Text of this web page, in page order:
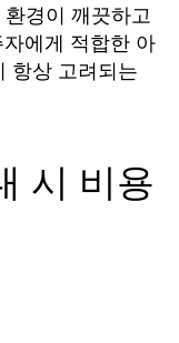
경이 깨끗하고
에게 적합한 아
항상 고려되는
시 비용